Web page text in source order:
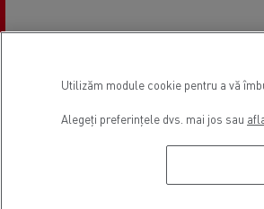
ușoare
Utilizăm module cookie pentru a vă
Alegeți preferințele dvs. mai jos sau